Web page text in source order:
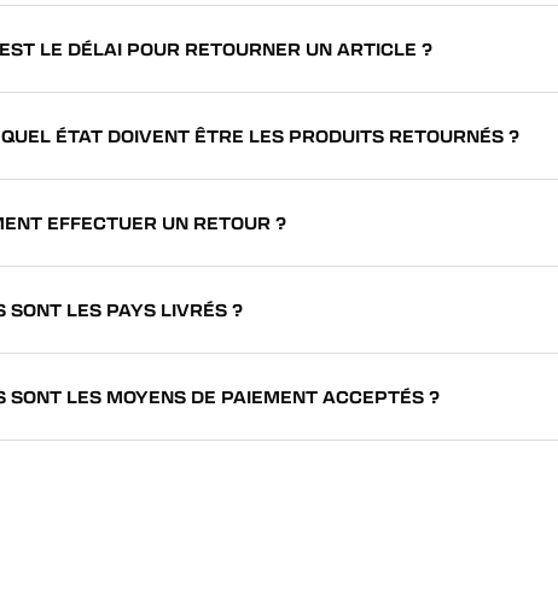
LE DÉLAI POUR RETOURNER UN ARTICLE ?
ÉTAT DOIVENT ÊTRE LES PRODUITS RETOURNÉS ?
EFFECTUER UN RETOUR ?
SONT LES PAYS LIVRÉS ?
SONT LES MOYENS DE PAIEMENT ACCEPTÉS ?